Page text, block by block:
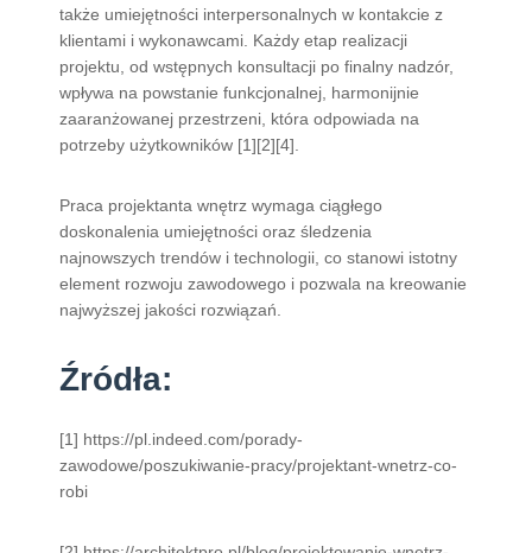
także umiejętności interpersonalnych w kontakcie z
klientami i wykonawcami. Każdy etap realizacji
projektu, od wstępnych konsultacji po finalny nadzór,
wpływa na powstanie funkcjonalnej, harmonijnie
zaaranżowanej przestrzeni, która odpowiada na
potrzeby użytkowników [1][2][4].
Praca projektanta wnętrz wymaga ciągłego
doskonalenia umiejętności oraz śledzenia
najnowszych trendów i technologii, co stanowi istotny
element rozwoju zawodowego i pozwala na kreowanie
najwyższej jakości rozwiązań.
Źródła:
[1] https://pl.indeed.com/porady-
zawodowe/poszukiwanie-pracy/projektant-wnetrz-co-
robi